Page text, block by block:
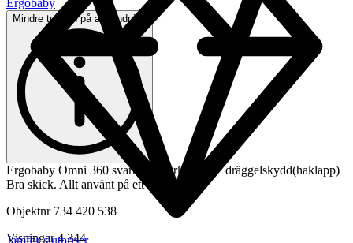
Ergobaby
Mindre tecken på användning
Ergobaby Omni 360 svart + vinterklädsel + dräggelskydd(haklapp)
Bra skick. Allt använt på ett barn.
Objektnr 734 420 538
Visningar 4 344